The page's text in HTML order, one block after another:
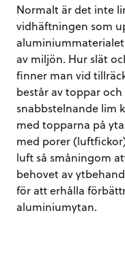
Normalt är det inte
vidhäftningen som
av miljön. Hur slät
finner man vid
består av toppar
snabbstelnande lim
med topparna på
med porer
luft så småningom
behovet av
för att erhålla
aluminiumytan.